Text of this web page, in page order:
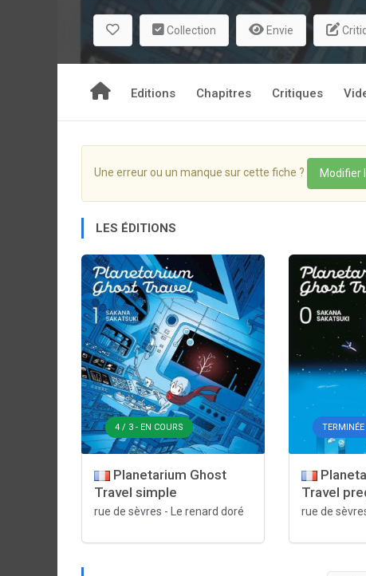
Collection Envie
Editions Chapitres Critiques
Une erreur ou un manque sur cette fiche ? Modifier
LES ÉDITIONS
4 / 3 - EN COURS
Planetarium Ghost
Travel simple
rue de sèvres - Le renard doré
Travel
rue de